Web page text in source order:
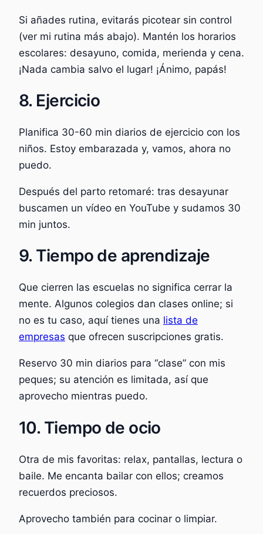
Si añades rutina, evitarás picotear sin control
(ver mi rutina más abajo). Mantén los horarios
escolares: desayuno, comida, merienda y cena.
¡Nada cambia salvo el lugar! ¡Ánimo, papás!
8. Ejercicio
Planifica 30-60 min diarios de ejercicio con los
niños. Estoy embarazada y, vamos, ahora no
puedo.
Después del parto retomaré: tras desayunar
buscamen un vídeo en YouTube y sudamos 30
min juntos.
9. Tiempo de aprendizaje
Que cierren las escuelas no significa cerrar la
mente. Algunos colegios dan clases online; si
no es tu caso, aquí tienes una lista de
empresas que ofrecen suscripciones gratis.
Reservo 30 min diarios para “clase” con mis
peques; su atención es limitada, así que
aprovecho mientras puedo.
10. Tiempo de ocio
Otra de mis favoritas: relax, pantallas, lectura o
baile. Me encanta bailar con ellos; creamos
recuerdos preciosos.
Aprovecho también para cocinar o limpiar.